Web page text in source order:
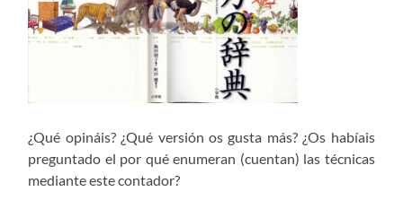
¿Qué opináis? ¿Qué versión os gusta más? ¿Os habíais
preguntado el por qué enumeran (cuentan) las técnicas
mediante este contador?